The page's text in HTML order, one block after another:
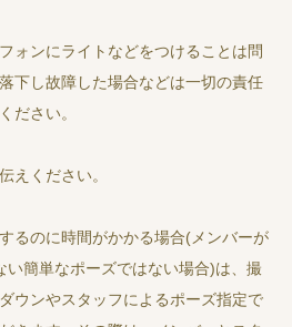
ンにライトなどをつけることは問
下し故障した場合などは一切の責任
ださい。
ください。
るのに時間がかかる場合(メンバーが
い簡単なポーズではない場合)は、撮
ウンやスタッフによるポーズ指定で